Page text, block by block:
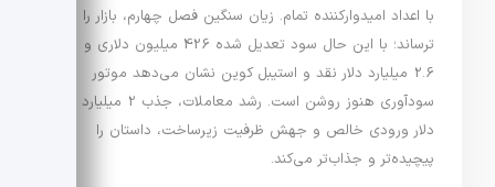
با اعداد امیدوارکننده تمام. زیان سنگین فصل چهارم، بازار را
ترساند؛ با این حال سود تعدیل شده 426 میلیون دلاری و
2.6 میلیارد دلار نقد و استیبل کوین نشان می‌دهد موتور
سودآوری هنوز روشن است. رشد معاملات، جذب 2 میلیارد
دلار ورودی خالص و جهش ظرفیت زیرساخت، داستان را
پیچیده‌تر و جذاب‌تر می‌کند.